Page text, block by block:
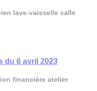
lave-vaisselle salle
du 6 avril 2023
financière atelier